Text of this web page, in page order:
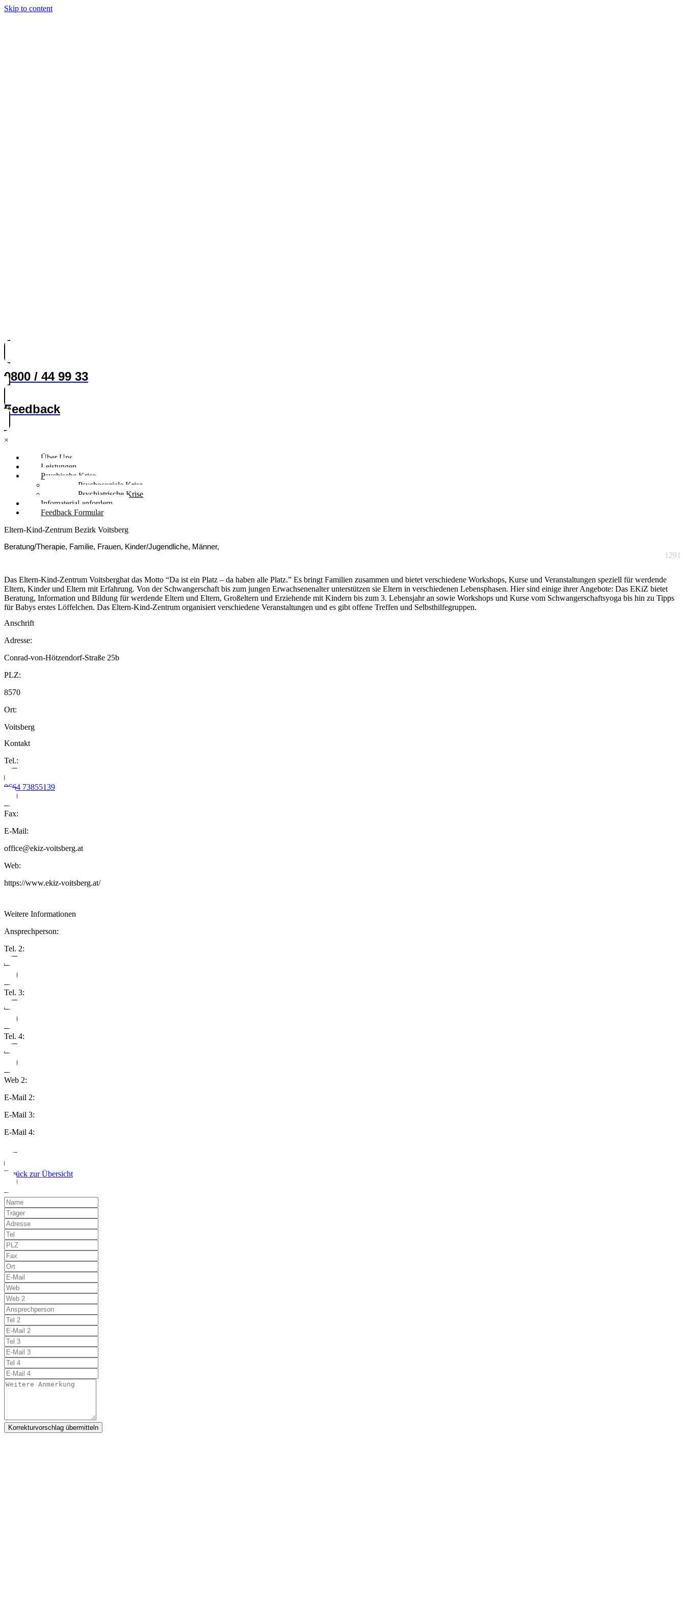
Skip to content
0800 / 44 99 33
Feedback
×
Über Uns
Leistungen
Psychische Krise
Psychosoziale Krise
Psychiatrische Krise
Infomaterial anfordern
Feedback Formular
Eltern-Kind-Zentrum Bezirk Voitsberg
Beratung/Therapie, Familie, Frauen, Kinder/Jugendliche, Männer,
1291
Das Eltern-Kind-Zentrum Voitsberghat das Motto “Da ist ein Platz – da haben alle Platz.” Es bringt Familien zusammen und bietet verschiedene Workshops, Kurse und Veranstaltungen speziell für werdende
Eltern, Kinder und Eltern mit Erfahrung. Von der Schwangerschaft bis zum jungen Erwachsenenalter unterstützen sie Eltern in verschiedenen Lebensphasen. Hier sind einige ihrer Angebote: Das EKiZ bietet
Beratung, Information und Bildung für werdende Eltern und Eltern, Großeltern und Erziehende mit Kindern bis zum 3. Lebensjahr an sowie Workshops und Kurse vom Schwangerschaftsyoga bis hin zu Tipps
für Babys erstes Löffelchen. Das Eltern-Kind-Zentrum organisiert verschiedene Veranstaltungen und es gibt offene Treffen und Selbsthilfegruppen.
Anschrift
Adresse:
Conrad-von-Hötzendorf-Straße 25b
PLZ:
8570
Ort:
Voitsberg
Kontakt
Tel.:
0664 73855139
Fax:
E-Mail:
office@ekiz-voitsberg.at
Web:
https://www.ekiz-voitsberg.at/
Weitere Informationen
Ansprechperson:
Tel. 2:
Tel. 3:
Tel. 4:
Web 2:
E-Mail 2:
E-Mail 3:
E-Mail 4:
Zurück zur Übersicht
Korrekturvorschlag übermitteln